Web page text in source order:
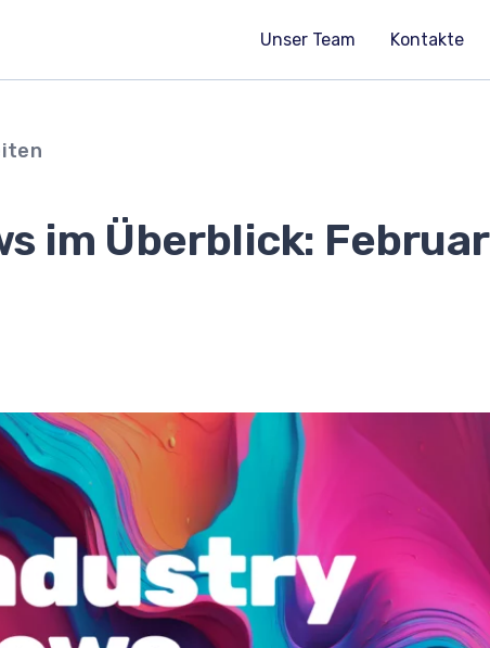
Unser Team Kontakte
im Überblick: Februar